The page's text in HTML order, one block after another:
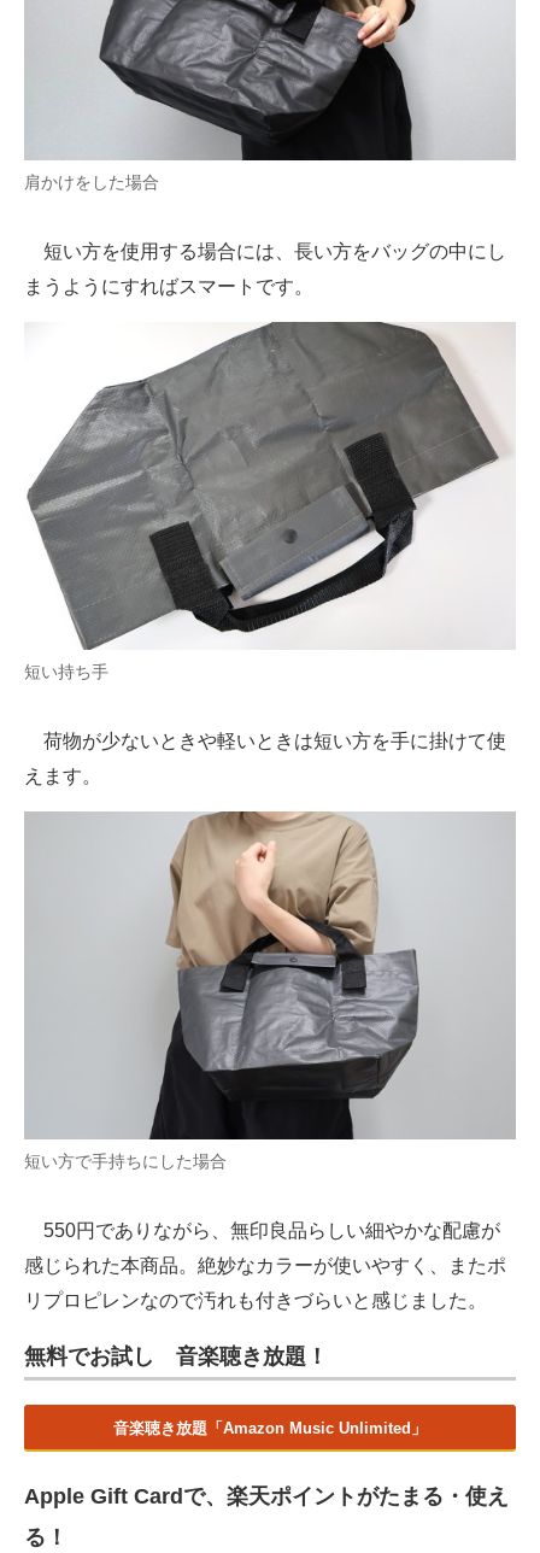
肩かけをした場合
短い方を使用する場合には、長い方をバッグの中にし
まうようにすればスマートです。
短い持ち手
荷物が少ないときや軽いときは短い方を手に掛けて使
えます。
短い方で手持ちにした場合
550円でありながら、無印良品らしい細やかな配慮が
感じられた本商品。絶妙なカラーが使いやすく、またポ
リプロピレンなので汚れも付きづらいと感じました。
無料でお試し 音楽聴き放題！
音楽聴き放題「Amazon Music Unlimited」
Apple Gift Cardで、楽天ポイントがたまる・使え
る！